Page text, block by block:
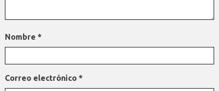
Nombre *
Correo electrónico *